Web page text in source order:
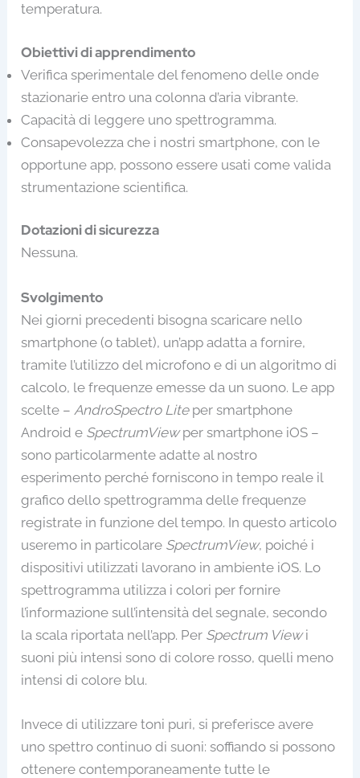
temperatura.
Obiettivi di apprendimento
Verifica sperimentale del fenomeno delle onde
stazionarie entro una colonna d’aria vibrante.
Capacità di leggere uno spettrogramma.
Consapevolezza che i nostri smartphone, con le
opportune app, possono essere usati come valida
strumentazione scientifica.
Dotazioni di sicurezza
Nessuna.
Svolgimento
Nei giorni precedenti bisogna scaricare nello
smartphone (o tablet), un’app adatta a fornire,
tramite l’utilizzo del microfono e di un algoritmo di
calcolo, le frequenze emesse da un suono. Le app
scelte – AndroSpectro Liteper smartphone
Android e SpectrumViewper smartphone iOS –
sono particolarmente adatte al nostro
esperimento perché forniscono in tempo reale il
grafico dello spettrogramma delle frequenze
registrate in funzione del tempo. In questo articolo
useremo in particolare SpectrumView, poiché i
dispositivi utilizzati lavorano in ambiente iOS. Lo
spettrogramma utilizza i colori per fornire
l’informazione sull’intensità del segnale, secondo
la scala riportata nell’app. Per Spectrum Viewi
suoni più intensi sono di colore rosso, quelli meno
intensi di colore blu.
Invece di utilizzare toni puri, si preferisce avere
uno spettro continuo di suoni: soffiando si possono
ottenere contemporaneamente tutte le